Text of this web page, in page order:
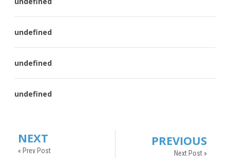
undefined
undefined
undefined
NEXT
« Prev Post
PREVIOUS
Next Post »